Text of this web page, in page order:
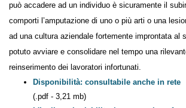
drammatici che può accadere ad un individuo è
un trauma che comporti l’amputazione di uno o
midollare. Grazie ad una cultura aziendale
sociale, l’Inail ha potuto avviare e consolidare nel
attività mirata al reinserimento dei lavoratori
Disponibilità: consultabile anche in rete
(.pdf - 3,21 mb)